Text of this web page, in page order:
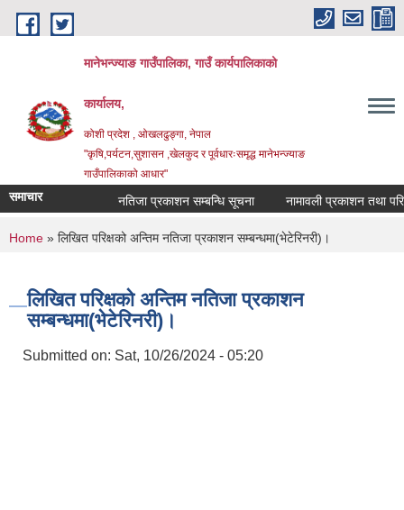
Skip to main content
मानेभन्ज्याङ गाउँपालिका, गाउँ कार्यपालिकाको
कार्यालय,
कोशी प्रदेश , ओखलढुङ्गा, नेपाल
"कृषि,पर्यटन,सुशासन ,खेलकुद र पूर्वधारःसमृद्ध मानेभन्ज्याङ
गाउँपालिकाको आधार"
समाचार नतिजा प्रकाशन सम्बन्धि सूचना नामावली प्रकाशन तथा
You are here
Home » लिखित परिक्षको अन्तिम नतिजा प्रकाशन सम्बन्धमा(भेटेरिनरी)।
लिखित परिक्षको अन्तिम नतिजा प्रकाशन
सम्बन्धमा(भेटेरिनरी)।
Submitted on: Sat, 10/26/2024 - 05:20